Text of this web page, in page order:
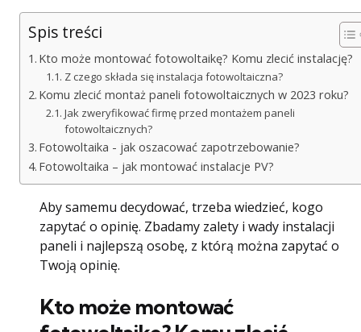
Spis treści
Kto może montować fotowoltaikę? Komu zlecić instalację?
Z czego składa się instalacja fotowoltaiczna?
Komu zlecić montaż paneli fotowoltaicznych w 2023 roku?
Jak zweryfikować firmę przed montażem paneli
fotowoltaicznych?
Fotowoltaika - jak oszacować zapotrzebowanie?
Fotowoltaika – jak montować instalacje PV?
Aby samemu decydować, trzeba wiedzieć, kogo
zapytać o opinię. Zbadamy zalety i wady instalacji
paneli i najlepszą osobę, z którą można zapytać o
Twoją opinię.
Kto może montować